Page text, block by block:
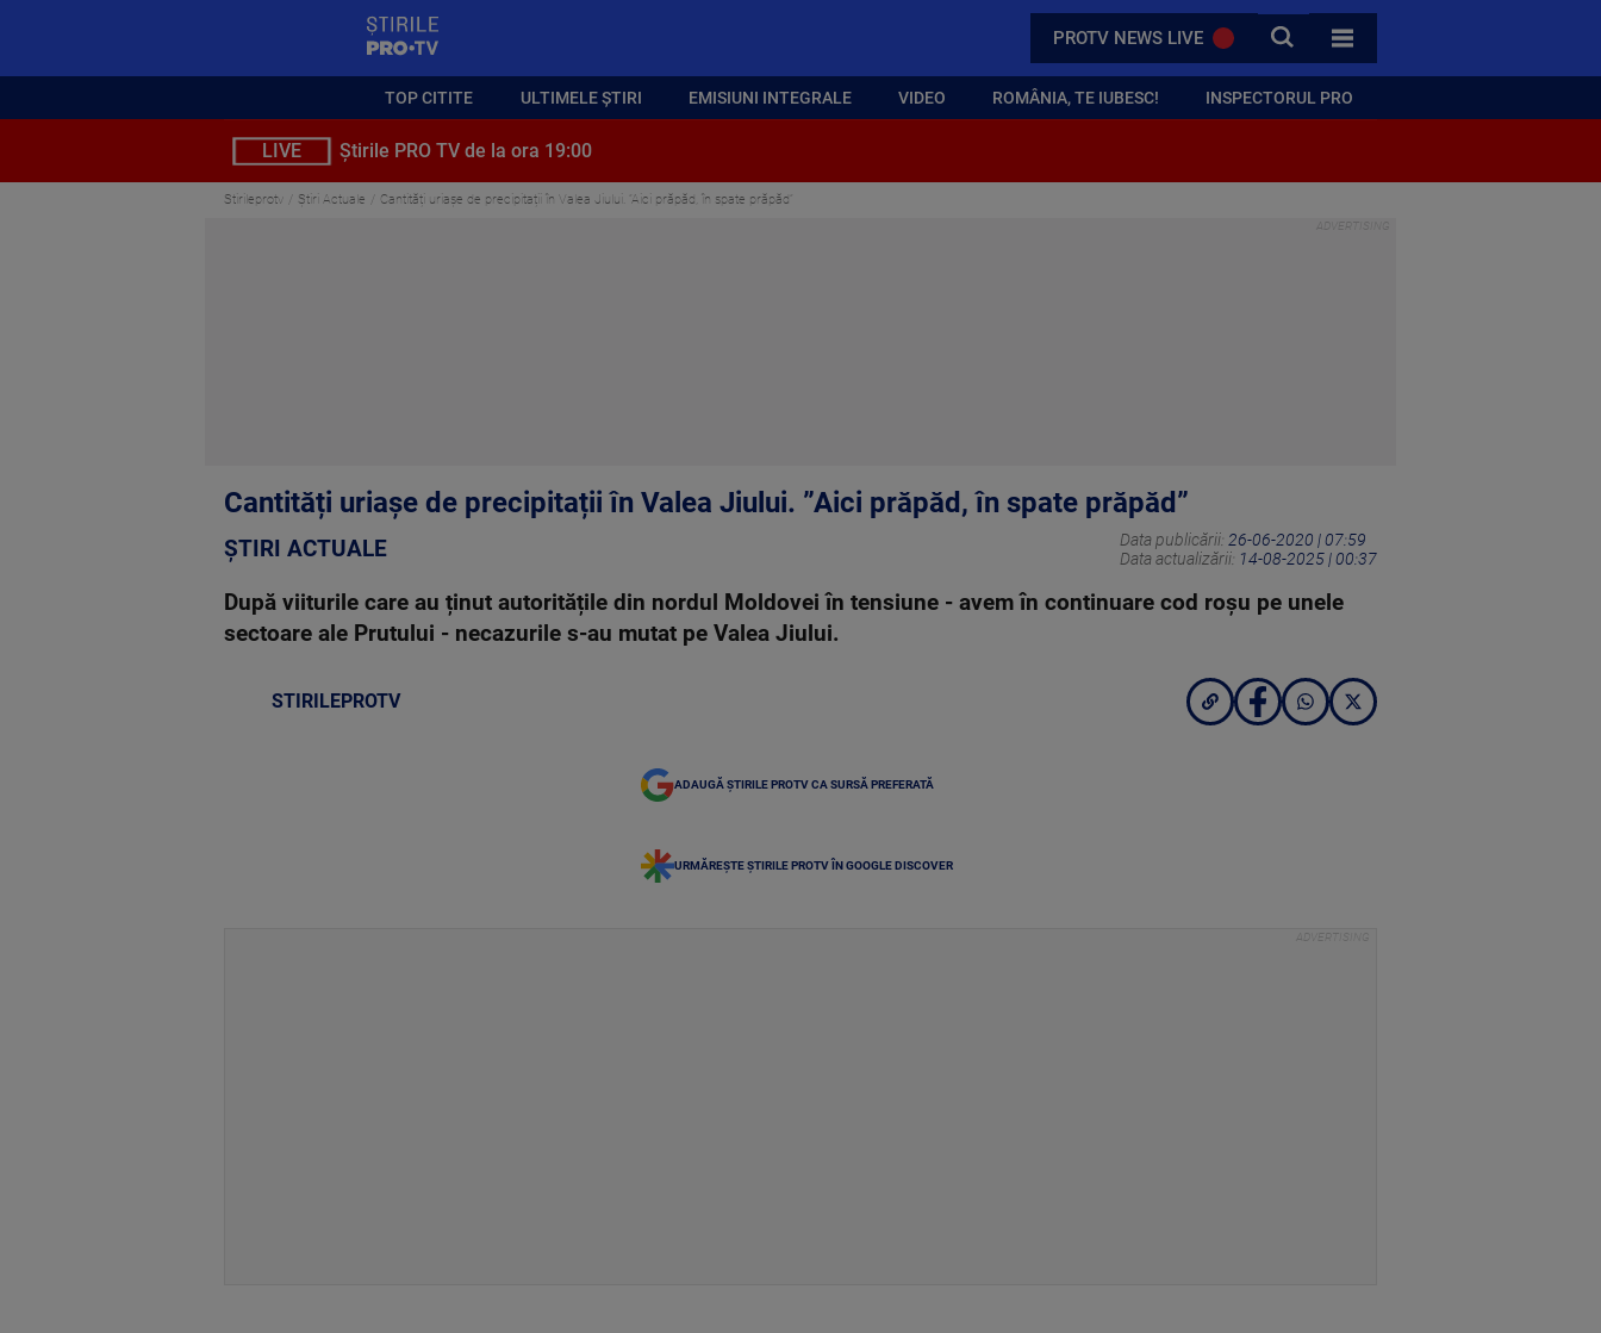
PROTV NEWS LIVE CAUTA
TOATE CATEGORIILE
TOP CITITE ULTIMELE ȘTIRI EMISIUNI INTEGRALE VIDEO ROMÂNIA, TE IUBESC! INSPECTORUL PRO
LIVE Știrile PRO TV de la ora 19:00
Stirileprotv Știri Actuale Cantități uriașe de precipitații în Valea Jiului. ”Aici prăpăd, în spate prăpăd”
Cantități uriașe de precipitații în Valea Jiului. ”Aici prăpăd, în spate prăpăd”
ȘTIRI ACTUALE Data publicării: 26-06-2020 | 07:59
Data actualizării: 14-08-2025 | 00:37
După viiturile care au ținut autoritățile din nordul Moldovei în tensiune - avem în continuare cod roșu pe unele
sectoare ale Prutului - necazurile s-au mutat pe Valea Jiului.
STIRILEPROTV
ADAUGĂ ȘTIRILE PROTV CA SURSĂ PREFERATĂ
URMĂREȘTE ȘTIRILE PROTV ÎN GOOGLE DISCOVER